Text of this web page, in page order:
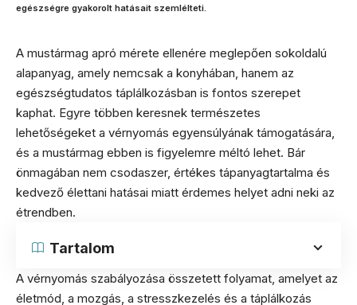
egészségre gyakorolt hatásait szemlélteti.
A mustármag apró mérete ellenére meglepően sokoldalú
alapanyag, amely nemcsak a konyhában, hanem az
egészségtudatos táplálkozásban is fontos szerepet
kaphat. Egyre többen keresnek természetes
lehetőségeket a vérnyomás egyensúlyának támogatására,
és a mustármag ebben is figyelemre méltó lehet. Bár
önmagában nem csodaszer, értékes tápanyagtartalma és
kedvező élettani hatásai miatt érdemes helyet adni neki az
étrendben.
Tartalom
A vérnyomás szabályozása összetett folyamat, amelyet az
életmód, a mozgás, a stresszkezelés és a táplálkozás